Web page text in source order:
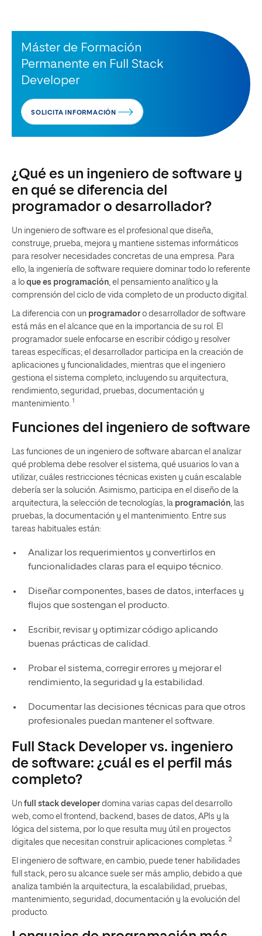
Máster de Formación
Permanente en Full Stack
Developer
SOLICITA INFORMACIÓN
¿Qué es un ingeniero de software y
en qué se diferencia del
programador o desarrollador?
Un ingeniero de software es el profesional que diseña,
construye, prueba, mejora y mantiene sistemas informáticos
para resolver necesidades concretas de una empresa. Para
ello, la ingeniería de software requiere dominar todo lo referente
a lo que es programación , el pensamiento analítico y la
comprensión del ciclo de vida completo de un producto digital.
La diferencia con un programador o desarrollador de software
está más en el alcance que en la importancia de su rol. El
programador suele enfocarse en escribir código y resolver
tareas específicas; el desarrollador participa en la creación de
aplicaciones y funcionalidades, mientras que el ingeniero
gestiona el sistema completo, incluyendo su arquitectura,
rendimiento, seguridad, pruebas, documentación y
mantenimiento. 1
Funciones del ingeniero de software
Las funciones de un ingeniero de software abarcan el analizar
qué problema debe resolver el sistema, qué usuarios lo van a
utilizar, cuáles restricciones técnicas existen y cuán escalable
debería ser la solución. Asimismo, participa en el diseño de la
arquitectura, la selección de tecnologías, la programación , las
pruebas, la documentación y el mantenimiento. Entre sus
tareas habituales están:
Analizar los requerimientos y convertirlos en
funcionalidades claras para el equipo técnico.
Diseñar componentes, bases de datos, interfaces y
flujos que sostengan el producto.
Escribir, revisar y optimizar código aplicando
buenas prácticas de calidad.
Probar el sistema, corregir errores y mejorar el
rendimiento, la seguridad y la estabilidad.
Documentar las decisiones técnicas para que otros
profesionales puedan mantener el software.
Full Stack Developer vs. ingeniero
de software: ¿cuál es el perfil más
completo?
Un full stack developer domina varias capas del desarrollo
web, como el frontend, backend, bases de datos, APIs y la
lógica del sistema, por lo que resulta muy útil en proyectos
digitales que necesitan construir aplicaciones completas.
2
El ingeniero de software, en cambio, puede tener habilidades
full stack, pero su alcance suele ser más amplio, debido a que
analiza también la arquitectura, la escalabilidad, pruebas,
mantenimiento, seguridad, documentación y la evolución del
producto.